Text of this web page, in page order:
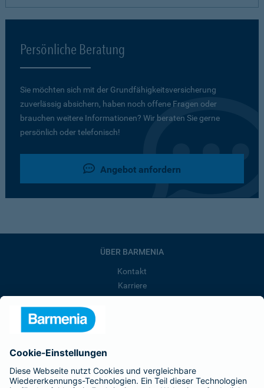
Persönliche Beratung
Sie möchten sich mit der Grundfähigkeits­versicherung
zuverlässig absichern, haben noch offene Fragen oder
brauchen weitere Informationen? Wir beraten Sie gerne
persönlich oder telefonisch!
Angebot anfordern
ÜBER BARMENIA
Kontakt
Karriere
Barmenia ist Teil der BarmeniaGothaer
BELIEBTE SEITEN